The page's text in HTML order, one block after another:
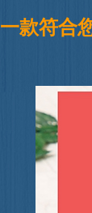
一款符合